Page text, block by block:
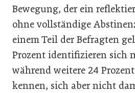
Bewegung, der ein
ohne vollständige
einem Teil der Befragten
Prozent identifizieren sich
während weitere 24
kennen, sich aber nicht